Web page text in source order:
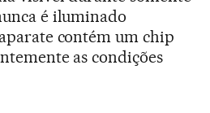
é iluminado
contém um chip
as condições